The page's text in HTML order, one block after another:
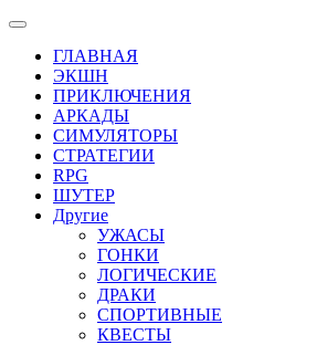
ГЛАВНАЯ
ЭКШН
ПРИКЛЮЧЕНИЯ
АРКАДЫ
СИМУЛЯТОРЫ
СТРАТЕГИИ
RPG
ШУТЕР
Другие
УЖАСЫ
ГОНКИ
ЛОГИЧЕСКИЕ
ДРАКИ
СПОРТИВНЫЕ
КВЕСТЫ